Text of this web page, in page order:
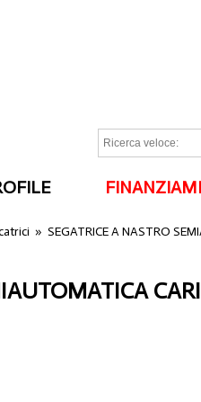
»SEGATRICE A NASTRO